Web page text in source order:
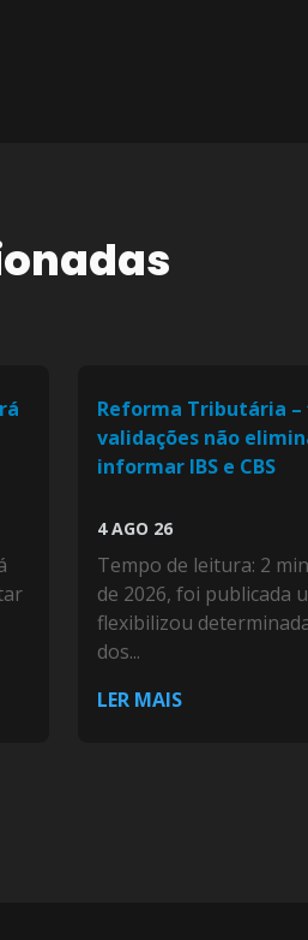
Reforma Tributária
validações não
informar IBS e CBS
4 AGO 26
Tempo de leitura: 2
de 2026, foi publicada
flexibilizou
dos...
LER MAIS